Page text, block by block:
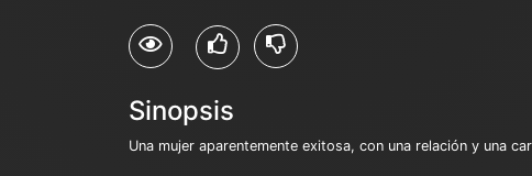
Sinopsis
Una mujer aparentemente exitosa, con una relación y una